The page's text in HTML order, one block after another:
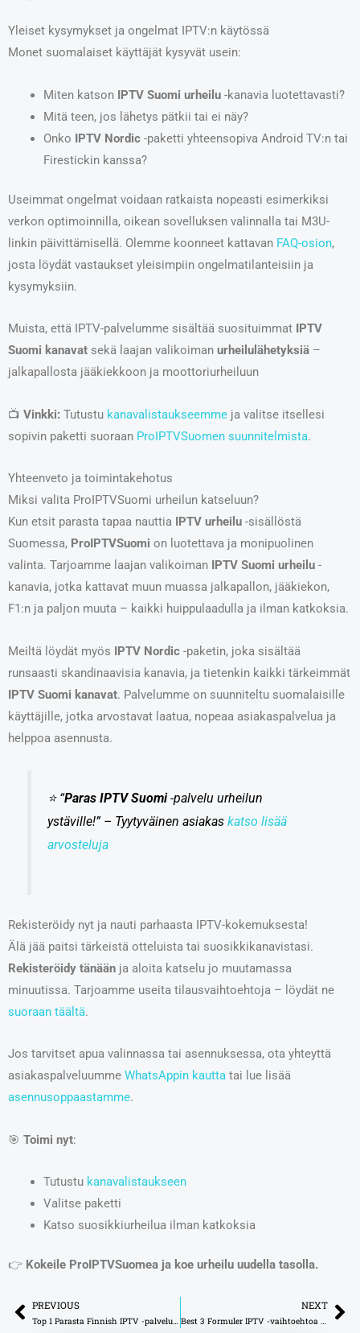
Yleiset kysymykset ja ongelmat IPTV:n käytössä
Monet suomalaiset käyttäjät kysyvät usein:
Miten katson IPTV Suomi urheilu-kanavia luotettavasti?
Mitä teen, jos lähetys pätkii tai ei näy?
Onko IPTV Nordic-paketti yhteensopiva Android TV:n tai
Firestickin kanssa?
Useimmat ongelmat voidaan ratkaista nopeasti esimerkiksi
verkon optimoinnilla, oikean sovelluksen valinnalla tai M3U-
linkin päivittämisellä. Olemme koonneet kattavan FAQ-osion,
josta löydät vastaukset yleisimpiin ongelmatilanteisiin ja
kysymyksiin.
Muista, että IPTV-palvelumme sisältää suosituimmat
IPTV
Suomi kanavat sekä laajan valikoiman urheilulähetyksiä –
jalkapallosta jääkiekkoon ja moottoriurheiluun
📺 Vinkki: Tutustu kanavalistaukseemme ja valitse itsellesi
sopivin paketti suoraan ProIPTVSuomen suunnitelmista.
Yhteenveto ja toimintakehotus
Miksi valita ProIPTVSuomi urheilun katseluun?
Kun etsit parasta tapaa nauttia
IPTV urheilu -sisällöstä
Suomessa, ProIPTVSuomi on luotettava ja monipuolinen
valinta. Tarjoamme laajan valikoiman
IPTV Suomi urheilu -
kanavia, jotka kattavat muun muassa jalkapallon, jääkiekon,
F1:n ja paljon muuta – kaikki huippulaadulla ja ilman katkoksia.
Meiltä löydät myös IPTV Nordic -paketin, joka sisältää
runsaasti skandinaavisia kanavia, ja tietenkin kaikki tärkeimmät
IPTV Suomi kanavat. Palvelumme on suunniteltu suomalaisille
käyttäjille, jotka arvostavat laatua, nopeaa asiakaspalvelua ja
helppoa asennusta.
⭐ “Paras IPTV Suomi-palvelu urheilun
ystäville!” – Tyytyväinen asiakaskatso lisää
arvosteluja
Rekisteröidy nyt ja nauti parhaasta IPTV-kokemuksesta!
Älä jää paitsi tärkeistä otteluista tai suosikkikanavistasi.
Rekisteröidy tänään ja aloita katselu jo muutamassa
minuutissa. Tarjoamme useita tilausvaihtoehtoja – löydät ne
suoraan täältä.
Jos tarvitset apua valinnassa tai asennuksessa, ota yhteyttä
asiakaspalveluumme WhatsAppin kautta tai lue lisää
asennusoppaastamme.
🎯 Toimi nyt:
Tutustu kanavalistaukseen
Valitse paketti
Katso suosikkiurheilua ilman katkoksia
👉 Kokeile ProIPTVSuomea ja koe urheilu uudella tasolla.
Prev
PREVIOUS NEXT